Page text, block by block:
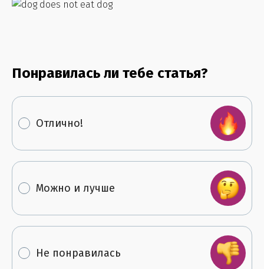
Понравилась ли тебе статья?
Отлично!
Можно и лучше
Не понравилась